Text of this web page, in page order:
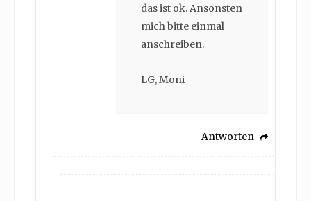
das ist ok. Ansonsten
mich bitte einmal
anschreiben.
LG, Moni
Antworten